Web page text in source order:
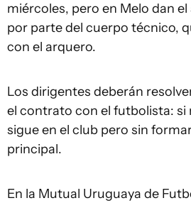
miércoles, pero en Melo dan
por parte del cuerpo técnico,
con el arquero.
Los dirigentes deberán
el contrato con el futbolista: si
sigue en el club pero sin
principal.
En la Mutual Uruguaya de